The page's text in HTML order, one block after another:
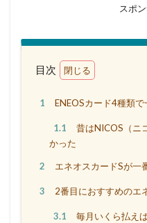
スポ
目次
1 ENEOSカード4種類
1.1
昔はNICOS（ニ
かった
2 エネオスカードSが一
3 2番目におすすめのエ
3.1 毎月いくら払え